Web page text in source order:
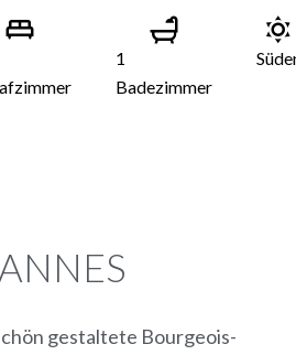
1
Badezimmer
gestaltete Bourgeois-